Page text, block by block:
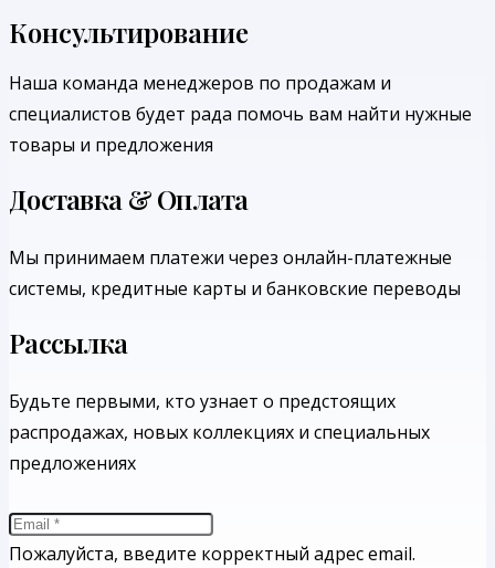
Консультирование
Наша команда менеджеров по продажам и
специалистов будет рада помочь вам найти нужные
товары и предложения
Доставка & Оплата
Мы принимаем платежи через онлайн-платежные
системы, кредитные карты и банковские переводы
Рассылка
Будьте первыми, кто узнает о предстоящих
распродажах, новых коллекциях и специальных
предложениях
Пожалуйста, введите корректный адрес email.